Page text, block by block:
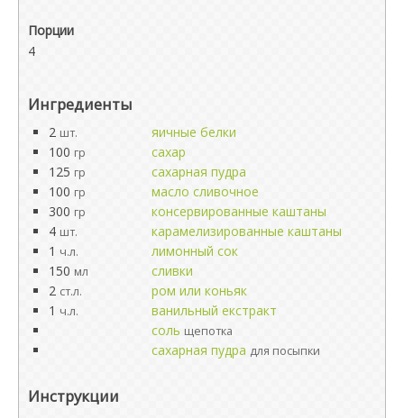
Порции
4
Ингредиенты
2 шт.
яичные белки
100 гр
сахар
125 гр
сахарная пудра
100 гр
масло сливочное
300 гр
консервированные каштаны
4 шт.
карамелизированные каштаны
1 ч.л.
лимонный сок
150 мл
сливки
2 ст.л.
ром или коньяк
1 ч.л.
ванильный екстракт
соль щепотка
сахарная пудра для посыпки
Инструкции